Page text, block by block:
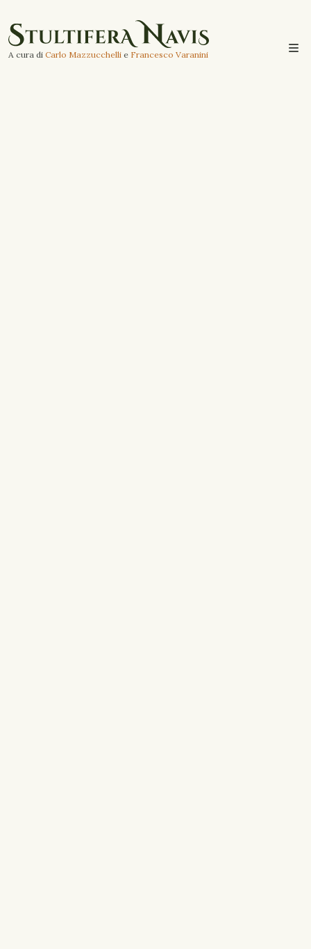
A cura di Carlo Mazzucchelli e Francesco Varanini